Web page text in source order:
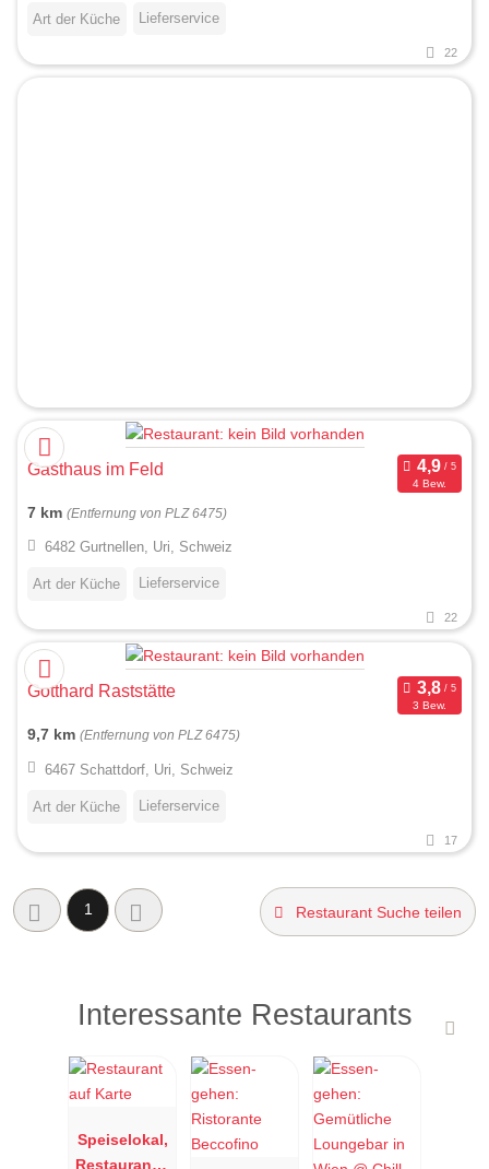
Art der Küche Lieferservice
22
Gasthaus im Feld
4 Bew.
7 km (Entfernung von PLZ 6475)
6482 Gurtnellen, Uri, Schweiz
Art der Küche Lieferservice
22
Gotthard Raststätte
3 Bew.
9,7 km (Entfernung von PLZ 6475)
6467 Schattdorf, Uri, Schweiz
Art der Küche Lieferservice
17
1 Restaurant Suche teilen
Interessante Restaurants
Speiselokal,
Restaurant "